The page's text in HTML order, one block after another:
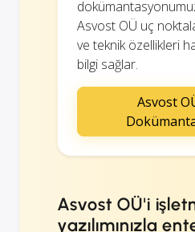
Asvost OÜ uç
ve teknik özellikleri
bilgi sağlar.
Asvost
Asvost OÜ'i
yazılımınızla